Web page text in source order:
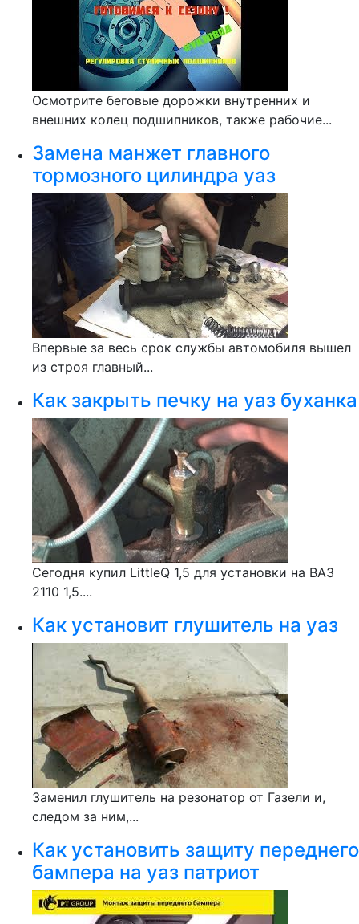
Осмотрите беговые дорожки внутренних и
внешних колец подшипников, также рабочие...
Замена манжет главного
тормозного цилиндра уаз
Впервые за весь срок службы автомобиля вышел
из строя главный...
Как закрыть печку на уаз буханка
Сегодня купил LittleQ 1,5 для установки на ВАЗ
2110 1,5....
Как установит глушитель на уаз
Заменил глушитель на резонатор от Газели и,
следом за ним,...
Как установить защиту переднего
бампера на уаз патриот